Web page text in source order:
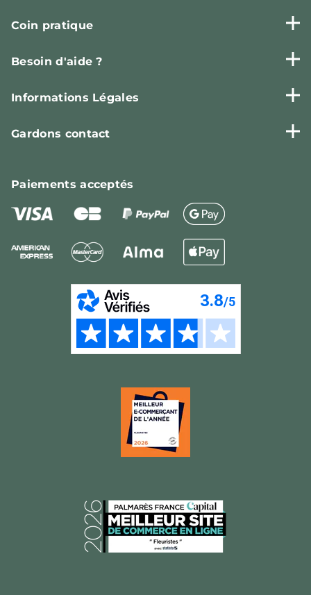
Coin pratique
Besoin d'aide ?
Informations Légales
Gardons contact
Paiementsacceptés